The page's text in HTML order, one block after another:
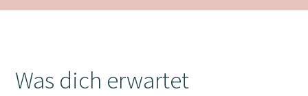
Was dich erwartet